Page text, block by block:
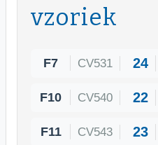
vzoriek
F7 CV531 24
F10 CV540 22
F11 CV543 23